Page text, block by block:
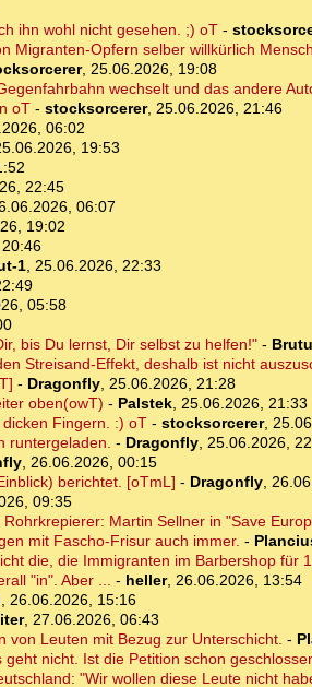
ihn wohl nicht gesehen. ;) oT-
Migranten-Opfern selber willkürlich
, 25.06.2026, 19:08
wechselt und das andere
oT- stocksorcerer, 25.06.2026, 21:46
06:02
19:53
22:45
06:07
19:02
1, 25.06.2026, 22:33
05:58
bis Du lernst, Dir selbst zu helfen!"-
Streisand-Effekt, deshalb ist nicht
- Dragonfly, 25.06.2026, 21:28
oben(owT) - Palstek, 25.06.2026, 21:33
Fingern. :) oT- stocksorcerer,
runtergeladen. - Dragonfly, 25.06.2026,
, 26.06.2026, 00:15
berichtet. [oTmL] - Dragonfly,
09:35
Martin Sellner in "Save
mit Fascho-Frisur auch immer. -
die, die Immigranten im Barbershop für
"in". Aber ... - heller, 26.06.2026, 13:54
, 26.06.2026, 15:16
, 27.06.2026, 06:43
von Leuten mit Bezug zur Unterschicht. -
nicht. Ist die Petition schon
"Wir wollen diese Leute nicht